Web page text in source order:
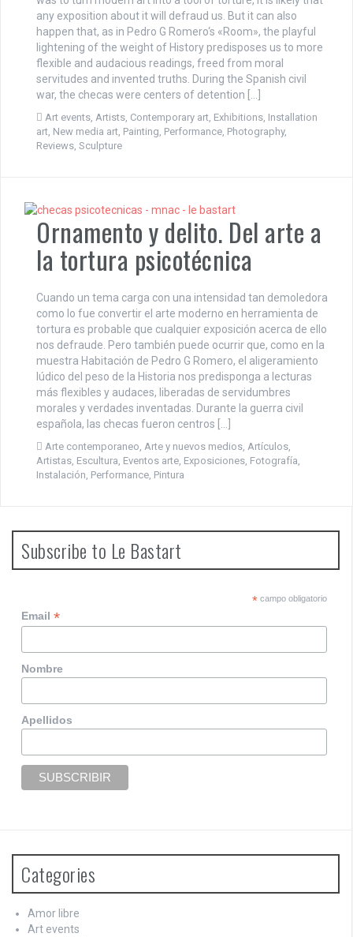
any exposition about it will defraud us. But it can also
happen that, as in Pedro G Romero‘s «Room», the playful
lightening of the weight of History predisposes us to more
flexible and audacious readings, freed from moral
servitudes and invented truths. During the Spanish civil
war, the checas were centers of detention […]
Art events Artists Contemporary art Exhibitions Installation
art New media art Painting Performance Photography,
Reviews Sculpture
Ornamento y delito. Del arte a
la tortura psicotécnica
Cuando un tema carga con una intensidad tan demoledora
como lo fue convertir el arte moderno en herramienta de
tortura es probable que cualquier exposición acerca de ello
nos defraude. Pero también puede ocurrir que, como en la
muestra Habitación de Pedro G Romero, el aligeramiento
lúdico del peso de la Historia nos predisponga a lecturas
más flexibles y audaces, liberadas de servidumbres
morales y verdades inventadas. Durante la guerra civil
española, las checas fueron centros […]
Arte contemporaneo Arte y nuevos medios Artículos
Artistas Escultura Eventos arte Exposiciones Fotografía
Instalación Performance Pintura
Subscribe to Le Bastart
*campo obligatorio
Email*
Nombre
Apellidos
Categories
Amor libre
Art events